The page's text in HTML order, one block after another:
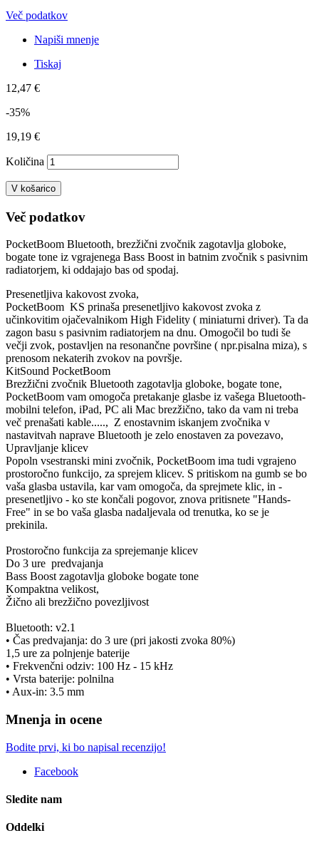
Več podatkov
Napiši mnenje
Tiskaj
12,47 €
-35%
19,19 €
Količina
V košarico
Več podatkov
PocketBoom Bluetooth, brezžični zvočnik zagotavlja globoke,
bogate tone iz vgrajenega Bass Boost in batnim zvočnik s pasivnim
radiatorjem, ki oddajajo bas od spodaj.
Presenetljiva kakovost zvoka,
PocketBoom KS prinaša presenetljivo kakovost zvoka z
učinkovitim ojačevalnikom High Fidelity ( miniaturni driver). Ta da
zagon basu s pasivnim radiatorjem na dnu. Omogočil bo tudi še
večji zvok, postavljen na resonančne površine ( npr.pisalna miza), s
prenosom nekaterih zvokov na površje.
KitSound PocketBoom
Brezžični zvočnik Bluetooth zagotavlja globoke, bogate tone,
PocketBoom vam omogoča pretakanje glasbe iz vašega Bluetooth-
mobilni telefon, iPad, PC ali Mac brezžično, tako da vam ni treba
več prenašati kable....., Z enostavnim iskanjem zvočnika v
nastavitvah naprave Bluetooth je zelo enostaven za povezavo,
Upravljanje klicev
Popoln vsestranski mini zvočnik, PocketBoom ima tudi vgrajeno
prostoročno funkcijo, za sprejem klicev. S pritiskom na gumb se bo
vaša glasba ustavila, kar vam omogoča, da sprejmete klic, in -
presenetljivo - ko ste končali pogovor, znova pritisnete "Hands-
Free" in se bo vaša glasba nadaljevala od trenutka, ko se je
prekinila.
Prostoročno funkcija za sprejemanje klicev
Do 3 ure predvajanja
Bass Boost zagotavlja globoke bogate tone
Kompaktna velikost,
Žično ali brezžično povezljivost
Bluetooth: v2.1
• Čas predvajanja: do 3 ure (pri jakosti zvoka 80%)
1,5 ure za polnjenje baterije
• Frekvenčni odziv: 100 Hz - 15 kHz
• Vrsta baterije: polnilna
• Aux-in: 3.5 mm
Mnenja in ocene
Bodite prvi, ki bo napisal recenzijo!
Facebook
Sledite nam
Oddelki